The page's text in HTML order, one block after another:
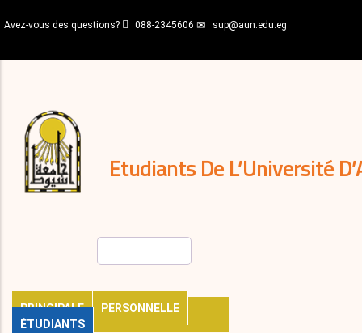
au
principal
Avez-vous des questions? 088-2345606 sup@aun.edu.eg
Etudiants De L’Université
PRINCIPALE
PERSONNELLE
ÉTUDIANTS
décisions
Expatriés
Journal